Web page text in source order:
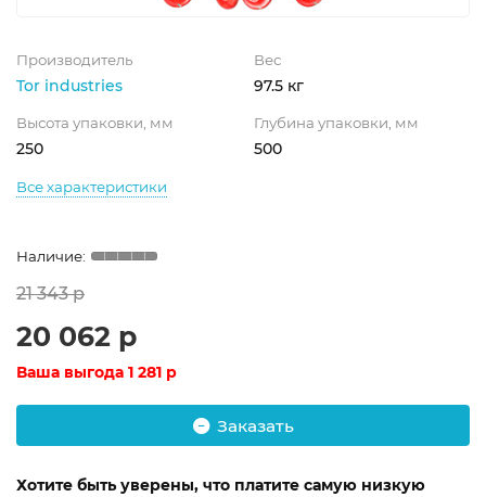
Производитель
Tor industries
Вес
97.5 кг
Высота упаковки, мм
250
Глубина упаковки, мм
500
Все характеристики
21 343 р
20 062 р
Ваша выгода 1 281 р
Заказать
Хотите быть уверены, что платите самую низкую